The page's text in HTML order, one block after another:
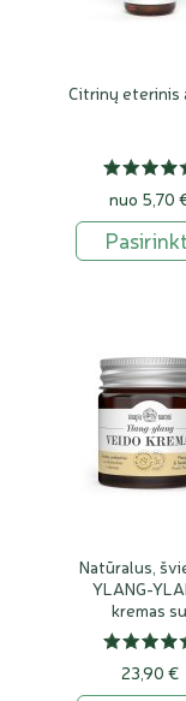
Citrinų eterinis
nuo 5,70
Natūralus,
YLANG-
kremas su
šaltalankiais
alavijais
23,90 €